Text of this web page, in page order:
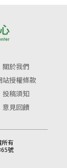
關於我們
站授權條款
投稿須知
意見回饋
所有
號